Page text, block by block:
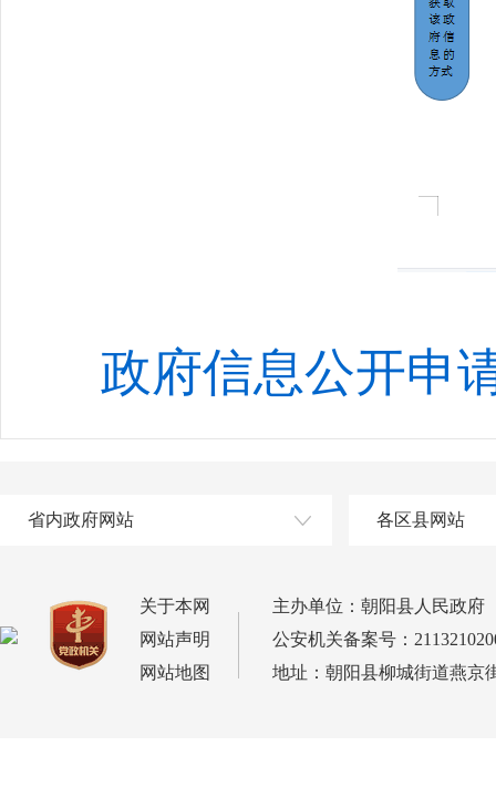
政府信息公开申
省内政府网站 各区县网站
关于本网
网站声明
网站地图
主办单位：朝阳县人民政府
公安机关备案号：
地址：朝阳县柳城街道燕京